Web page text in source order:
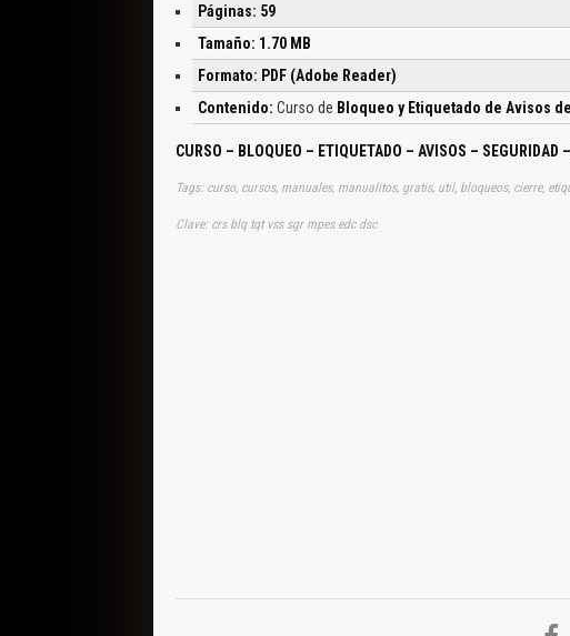
Páginas: 59
Tamaño: 1.70 MB
Formato: PDF (Adobe Reader)
Contenido: Curso de Bloqueo y Etiquetado de Avisos
CURSO – BLOQUEO – ETIQUETADO – AVISOS – SEGURIDAD
Tags: curso, cursos, manuales, manualitos, gratis, util, bloqueos, cierre,
Clave: crs blq tqt vss sgr mpes edc dsc